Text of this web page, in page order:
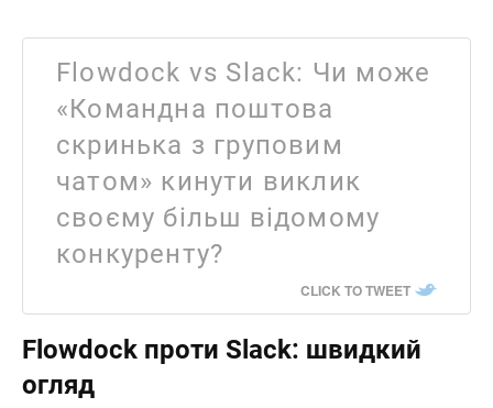
Flowdock vs Slack: Чи може
«Командна поштова
скринька з груповим
чатом» кинути виклик
своєму більш відомому
конкуренту?
CLICK TO TWEET
Flowdock проти Slack: швидкий
огляд